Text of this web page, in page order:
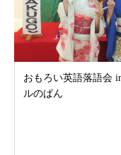
おもろい英語落語会
ルのぱん